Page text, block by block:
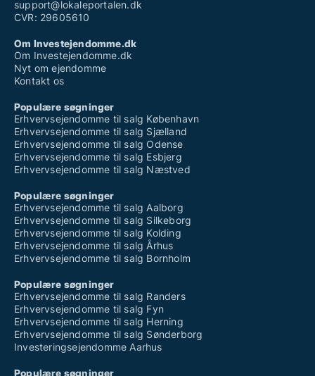
support@lokaleportalen.dk
CVR: 29605610
Om Investejendomme.dk
Om Investejendomme.dk
Nyt om ejendomme
Kontakt os
Populære søgninger
Erhvervsejendomme til salg København
Erhvervsejendomme til salg Sjælland
Erhvervsejendomme til salg Odense
Erhvervsejendomme til salg Esbjerg
Erhvervsejendomme til salg Næstved
Populære søgninger
Erhvervsejendomme til salg Aalborg
Erhvervsejendomme til salg Silkeborg
Erhvervsejendomme til salg Kolding
Erhvervsejendomme til salg Århus
Erhvervsejendomme til salg Bornholm
Populære søgninger
Erhvervsejendomme til salg Randers
Erhvervsejendomme til salg Fyn
Erhvervsejendomme til salg Herning
Erhvervsejendomme til salg Sønderborg
Investeringsejendomme Aarhus
Populære søgninger